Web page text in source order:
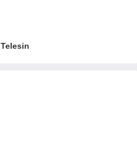
Telesin